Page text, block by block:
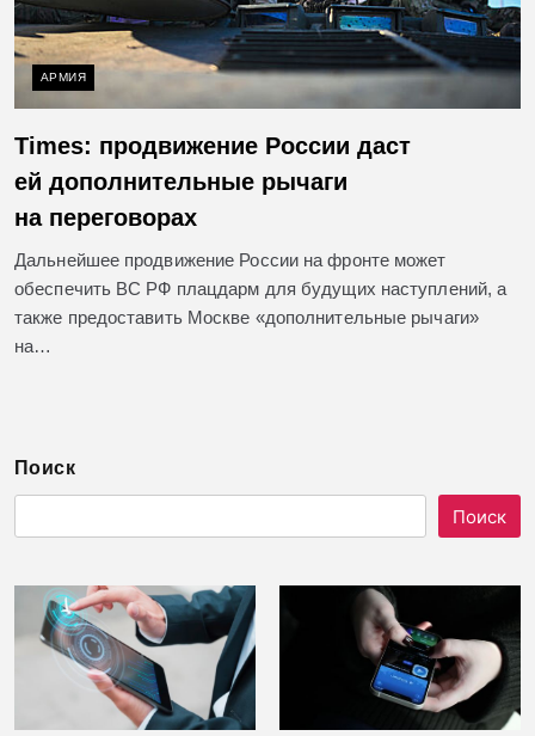
АРМИЯ
Times: продвижение России даст
ей дополнительные рычаги
на переговорах
Дальнейшее продвижение России на фронте может
обеспечить ВС РФ плацдарм для будущих наступлений, а
также предоставить Москве «дополнительные рычаги»
на…
Поиск
Поиск